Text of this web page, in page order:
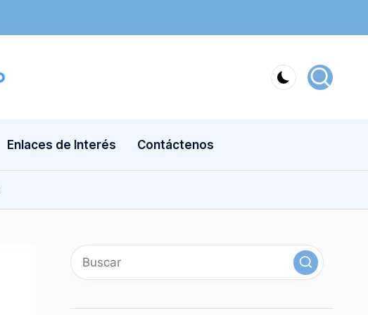
Enlaces de Interés Contáctenos
youtube